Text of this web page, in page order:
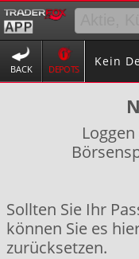
BACK DEPOTS
Kein
Sollten Sie Ihr
können Sie es
zurücksetzen.